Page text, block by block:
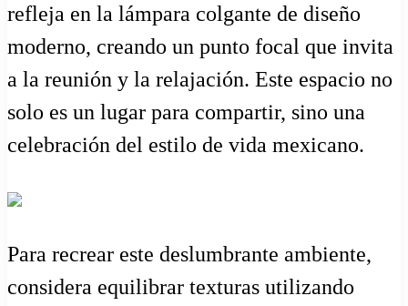
refleja en la lámpara colgante de diseño
moderno, creando un punto focal que invita
a la reunión y la relajación. Este espacio no
solo es un lugar para compartir, sino una
celebración del estilo de vida mexicano.
Para recrear este deslumbrante ambiente,
considera equilibrar texturas utilizando